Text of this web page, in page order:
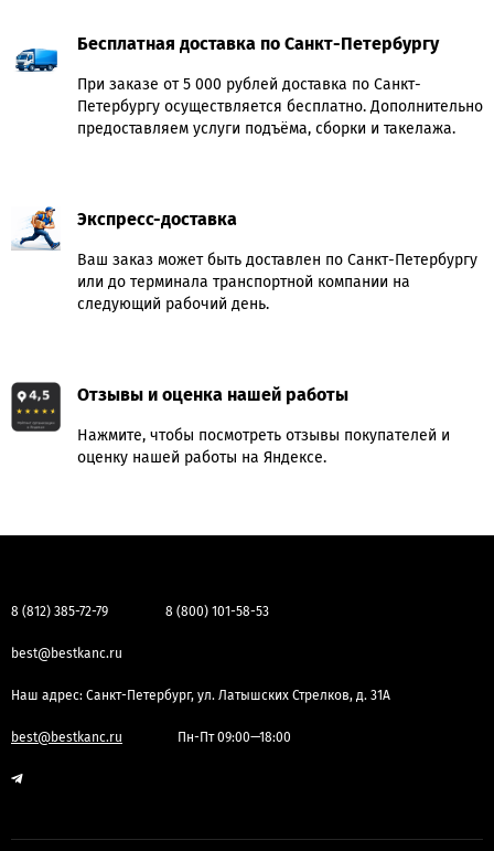
Бесплатная доставка по Санкт-Петербургу
При заказе от 5 000 рублей доставка по Санкт-
Петербургу осуществляется бесплатно. Дополнительно
предоставляем услуги подъёма, сборки и такелажа.
Экспресс-доставка
Ваш заказ может быть доставлен по Санкт-Петербургу
или до терминала транспортной компании на
следующий рабочий день.
Отзывы и оценка нашей работы
Нажмите, чтобы посмотреть отзывы покупателей и
оценку нашей работы на Яндексе.
8 (812) 385-72-79 8 (800) 101-58-53
best@bestkanc.ru
Наш адрес: Санкт-Петербург, ул. Латышских Стрелков, д. 31А
best@bestkanc.ru Пн-Пт 09:00—18:00